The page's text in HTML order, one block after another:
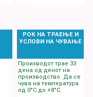
РОК НА ТРАЕЊЕ И
УСЛОВИ НА ЧУВАЊЕ
Производот трае 33
денa од денот на
производство. Да се
чува на температура
од 0°C до +8°C.